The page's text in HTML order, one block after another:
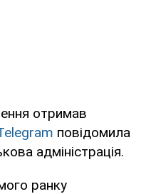
отримав
повідомила
адміністрація.
ранку